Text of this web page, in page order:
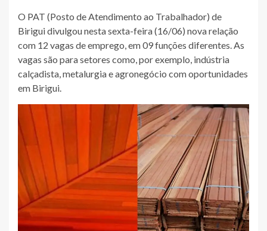
O PAT (Posto de Atendimento ao Trabalhador) de
Birigui divulgou nesta sexta-feira (16/06) nova relação
com 12 vagas de emprego, em 09 funções diferentes. As
vagas são para setores como, por exemplo, indústria
calçadista, metalurgia e agronegócio com oportunidades
em Birigui.